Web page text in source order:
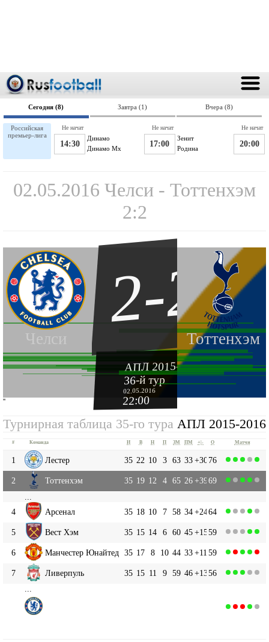
Сегодня (8) Завтра (1) Вчера (8)
Российская
премьер-лига
Динамо
14:30 Динамо Мх
Не начат
Зенит
17:00 Родина
Не начат
20:00
Не начат
02.05.2016 Челси - Тоттенхэм
2:2
Челси Тоттенхэм
2-2
АПЛ 2015-2016
36-й тур
02.05.2016
22:00
''
Турнирная таблица 35-го тура АПЛ 2015-2016
# Команда И В Н П ЗМ ПМ +|- О Матчи
1 Лестер 35 22 10 3 63 33+30 76
2 Тоттенхэм 35 19 12 4 65 26+3969
4
Арсенал 35 18 10 7 58 34+2464
5 Вест Хэм 35 15 14 6 60 45+1559
6 Манчестер Юнайтед 35 17 8 10 44 33+11 59
7 Ливерпуль 35 15 11 9 59 46+1356